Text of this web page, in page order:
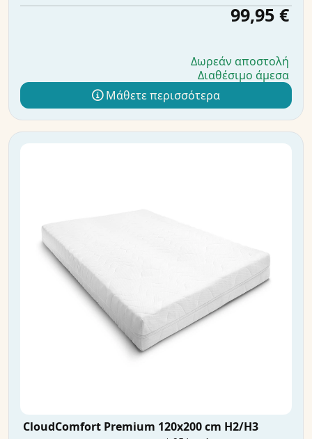
99,95 €
Δωρεάν αποστολή
Διαθέσιμο άμεσα
Μάθετε περισσότερα
CloudComfort Premium 120x200 cm H2/H3